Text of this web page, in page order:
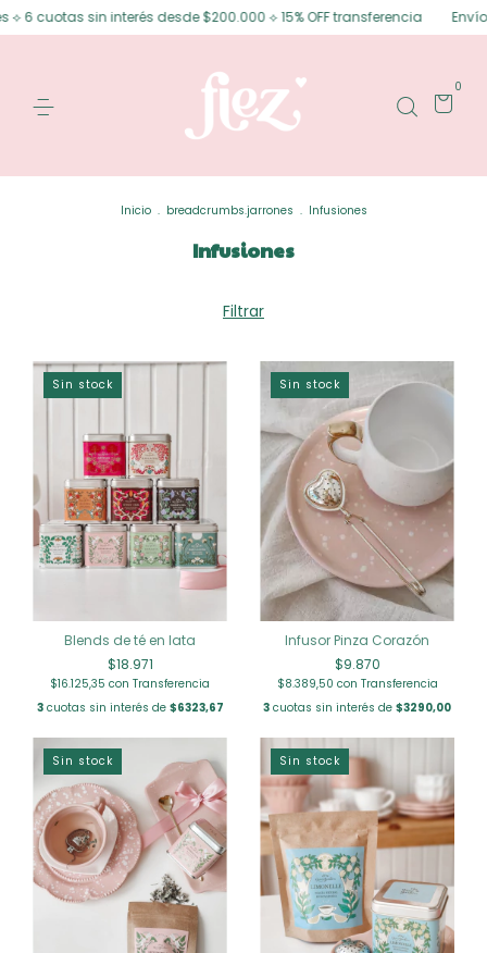
sin interés desde $200.000 ⟡ 15% OFF transferencia Envíos
0
Inicio . breadcrumbs.jarrones . Infusiones
Infusiones
Filtrar
Sin stock
Blends de té en lata
$18.971
$16.125,35 con Transferencia
3cuotas sin interés de $6323,67
Sin stock
Infusor Pinza Corazón
$9.870
$8.389,50 con Transferencia
3 cuotas sin interés de $3290,00
Sin stock Sin stock